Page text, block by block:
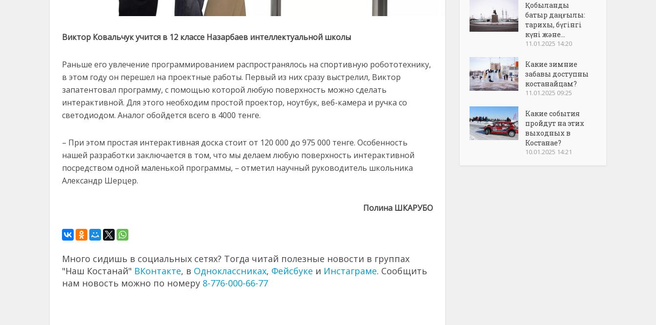
Виктор Ковальчук учится в 12 классе Назарбаев интеллектуальной школы
Раньше его увлечение программированием распространялось на спортивную робототехнику,
в этом году он перешел на проектные работы. Первый из них сразу выстрелил, Виктор
запатентовал программу, с помощью которой любую поверхность можно сделать
интерактивной. Для этого необходим простой проектор, ноутбук, веб-камера и ручка со
светодиодом. Аналог обойдется всего в 4000 тенге.
– При этом простая интерактивная доска стоит от 120 000 до 975 000 тенге. Особенность
нашей разработки заключается в том, что мы делаем любую поверхность интерактивной
посредством одной маленькой программы, – отметил научный руководитель школьника
Александр Шерцер.
Полина ШКАРУБО
Много сидишь в социальных сетях? Тогда читай полезные новости в группах
"Наш Костанай" ВКонтакте, в Одноклассниках, Фейсбуке и Инстаграме. Сообщить
нам новость можно по номеру 8-776-000-66-77
Қобыланды
батыр даңғылы:
тарихы, бүгінгі
күні және...
11.01.2025 14:20
Какие зимние
забавы доступны
костанайцам?
11.01.2025 09:25
Какие события
пройдут на этих
выходных в
Костанае?
10.01.2025 14:21